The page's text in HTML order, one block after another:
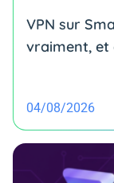
VPN sur
vraiment, et
04/08/2026